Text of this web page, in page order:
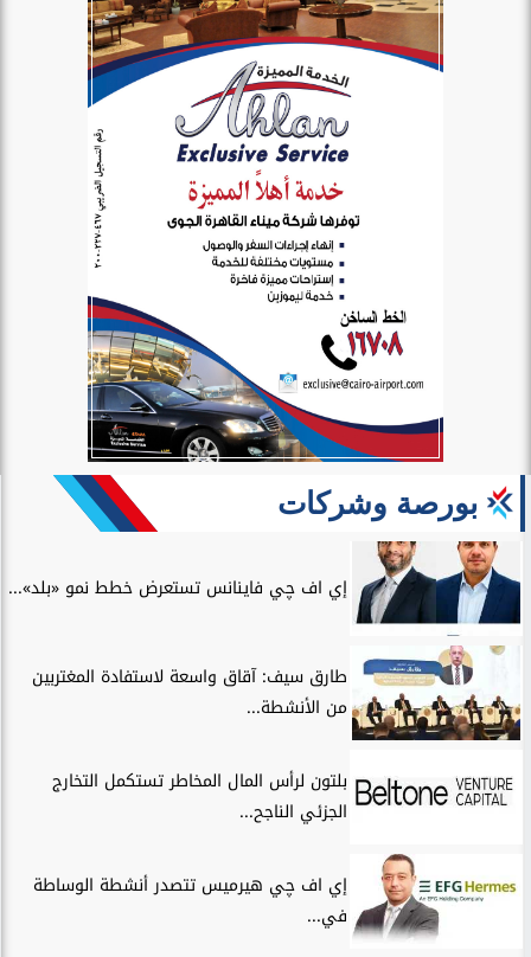
بورصة وشركات
إي اف چي فاينانس تستعرض خطط نمو «بلد»...
طارق سيف: آقاق واسعة لاستفادة المغتربين
من الأنشطة...
بلتون لرأس المال المخاطر تستكمل التخارج
الجزئي الناجح...
إي اف چي هيرميس تتصدر أنشطة الوساطة
في...